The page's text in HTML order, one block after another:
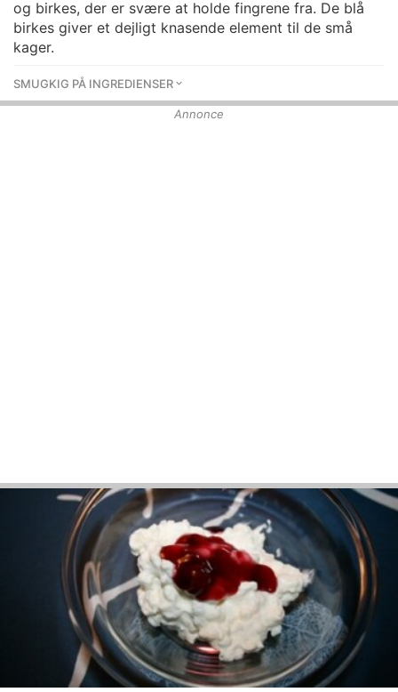
og birkes, der er svære at holde fingrene fra. De blå
birkes giver et dejligt knasende element til de små
kager.
SMUGKIG PÅ INGREDIENSER
Annonce